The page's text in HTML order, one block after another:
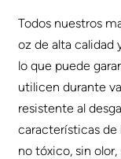
Todos nuestros
oz de alta calidad
lo que puede
utilicen durante
resistente al
características de
no tóxico, sin